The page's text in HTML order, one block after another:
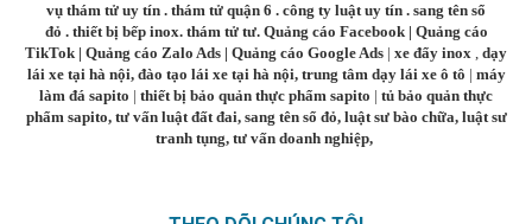
vụ thám tử uy tín . thám tử quận 6 . công ty luật uy tín . sang tên sổ
đỏ . thiết bị bếp inox. thám tử tư. Quảng cáo Facebook| Quảng cáo
TikTok | Quảng cáo Zalo Ads | Quảng cáo Google Ads | xe đẩy inox , dạy
lái xe tại hà nội, đào tạo lái xe tại hà nội, trung tâm dạy lái xe ô tô | máy
làm đá sapito | thiết bị bảo quản thực phẩm sapito | tủ bảo quản thực
phẩm sapito, tư vấn luật đất đai, sang tên sổ đỏ, luật sư bào chữa, luật sư
tranh tụng, tư vấn doanh nghiệp,